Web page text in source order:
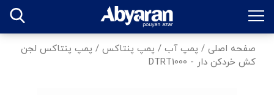
صفحه اصلی / پمپ آب / پمپ پنتاکس / پمپ پنتاکس لجن
کش خردکن دار - DTRT1000